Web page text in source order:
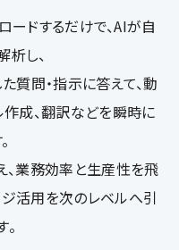
ドするだけで、AIが自
し、
質問・指示に答えて、動
成、翻訳などを瞬時に
業務効率と生産性を飛
活用を次のレベルへ引